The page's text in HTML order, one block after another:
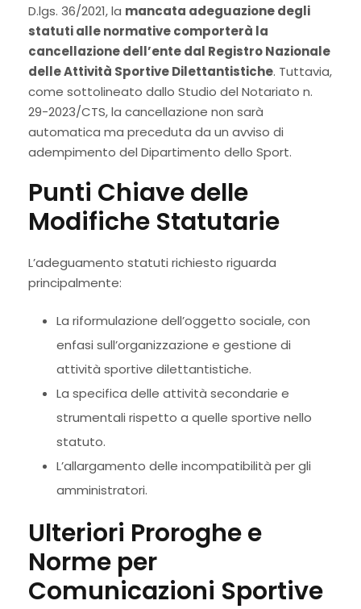
D.lgs. 36/2021, la mancata adeguazione degli
statuti alle normative comporterà la
cancellazione dell’ente dal Registro Nazionale
delle Attività Sportive Dilettantistiche. Tuttavia,
come sottolineato dallo Studio del Notariato n.
29-2023/CTS, la cancellazione non sarà
automatica ma preceduta da un avviso di
adempimento del Dipartimento dello Sport.
Punti Chiave delle
Modifiche Statutarie
L’adeguamento statuti richiesto riguarda
principalmente:
La riformulazione dell’oggetto sociale, con
enfasi sull’organizzazione e gestione di
attività sportive dilettantistiche.
La specifica delle attività secondarie e
strumentali rispetto a quelle sportive nello
statuto.
L’allargamento delle incompatibilità per gli
amministratori.
Ulteriori Proroghe e
Norme per
Comunicazioni Sportive